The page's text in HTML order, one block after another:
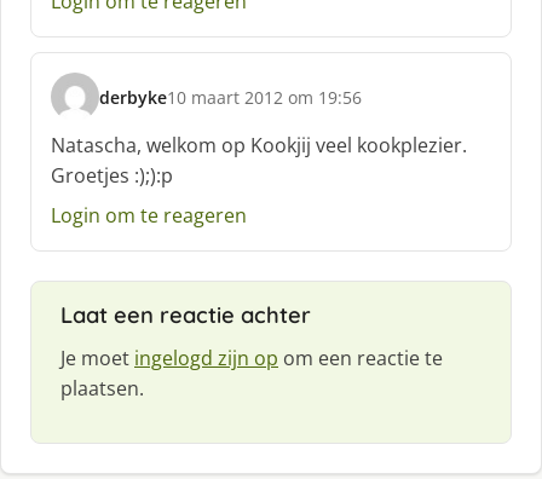
derbyke
s
c
h
r
e
:
10 maart 2012 om 19:56
Natascha, welkom op Kookjij veel kookplezier.
Groetjes :);):p
Login om te reageren
Laat een reactie achter
Je moet ingelogd zijn op om een reactie te
plaatsen.